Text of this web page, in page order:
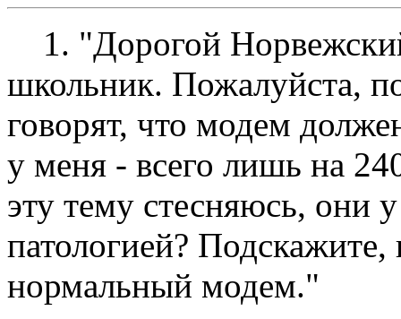
1. "Дорогой
школьник. Пожалуйста,
говорят, что модем
у меня - всего лишь на
эту тему стесняюсь, они
патологией?
нормальный модем."